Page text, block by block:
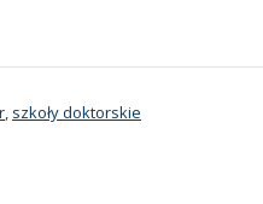
, szkoły doktorskie